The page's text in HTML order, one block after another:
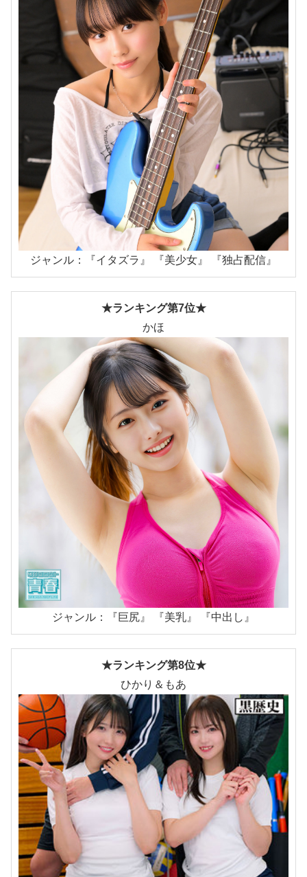
ジャンル：『イタズラ』 『美少女』 『独占配信』
★ランキング第7位★
かほ
ジャンル：『巨尻』 『美乳』 『中出し』
★ランキング第8位★
ひかり＆もあ